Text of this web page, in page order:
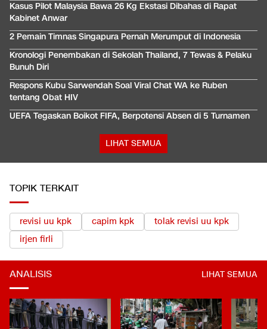
Kasus Pilot Malaysia Bawa 26 Kg Ekstasi Dibahas di Rapat
Kabinet Anwar
2 Pemain Timnas Singapura Pernah Merumput di Indonesia
Kronologi Penembakan di Sekolah Thailand, 7 Tewas & Pelaku
Bunuh Diri
Respons Kubu Sarwendah Soal Viral Chat WA ke Ruben
tentang Obat HIV
UEFA Tegaskan Boikot FIFA, Berpotensi Absen di 5 Turnamen
LIHAT SEMUA
TOPIK TERKAIT
revisi uu kpk capim kpk
tolak revisi uu kpk
irjen firli
ANALISIS LIHAT SEMUA